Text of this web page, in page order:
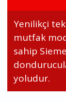
Yenilikçi
mutfak
sahip
yoludur.